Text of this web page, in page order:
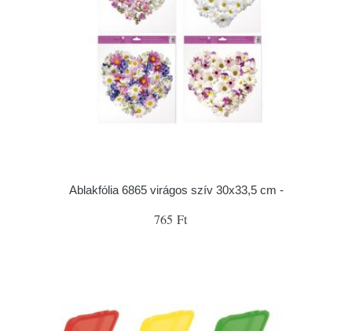
Ablakfólia 6865 virágos szív 30x33,5 cm -
765 Ft